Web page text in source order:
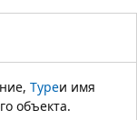
Typeи имя
объекта.